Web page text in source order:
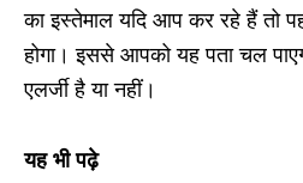
का इस्तेमाल यदि आप कर रहे हैं तो
होगा। इससे आपको यह पता चल
एलर्जी है या नहीं।
यह भी पढ़े